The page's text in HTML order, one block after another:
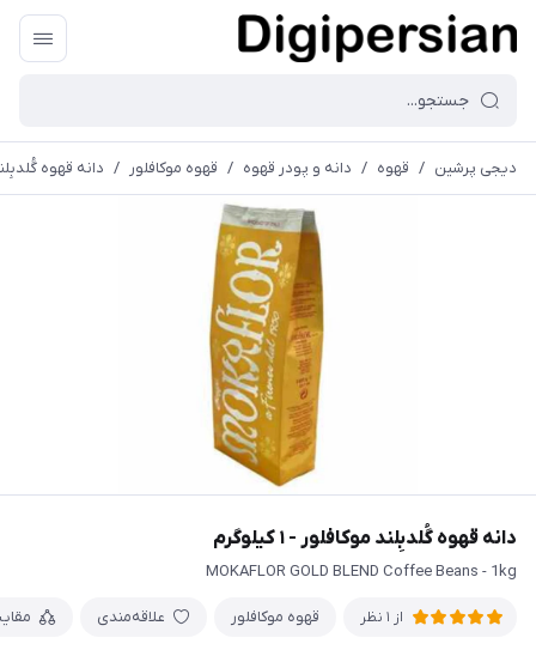
دیجی پرشین / قهوه / دانه و پودر قهوه / قهوه موکافلور / دانه قهوه گُلدبِلند
دانه قهوه گُلدبِلند موکافلور - ۱ کیلوگرم
MOKAFLOR GOLD BLEND Coffee Beans - 1kg
از 1 نظر قهوه موکافلور علاقه‌مندی